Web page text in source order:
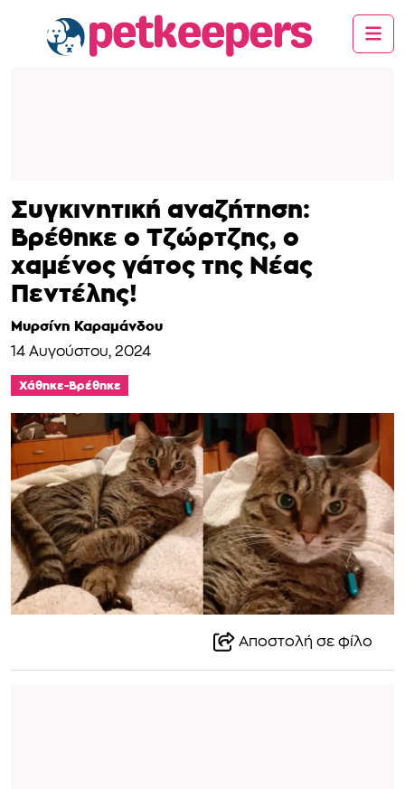
Συγκινητική αναζήτηση:
Βρέθηκε ο Τζώρτζης, ο
χαμένος γάτος της Νέας
Πεντέλης!
Μυρσίνη Καραμάνδου
14 Αυγούστου, 2024
Χάθηκε-Βρέθηκε
Αποστολή σε φίλο